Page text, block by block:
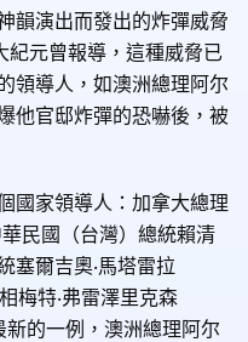
韻演出而發出的炸彈威脅
紀元曾報導，這種威脅已
領導人，如澳洲總理阿尔
他官邸炸彈的恐嚇後，被
國家領導人：加拿大總理
民國（台灣）總統賴清
塞爾吉奧‧馬塔雷拉
梅特‧弗雷澤里克森
的一例，澳洲總理阿尔